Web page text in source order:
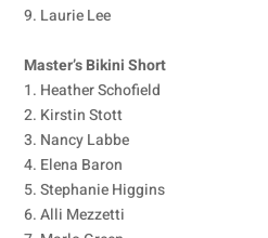
9. Laurie Lee
Master’s Bikini Short
1. Heather Schofield
2. Kirstin Stott
3. Nancy Labbe
4. Elena Baron
5. Stephanie Higgins
6. Alli Mezzetti